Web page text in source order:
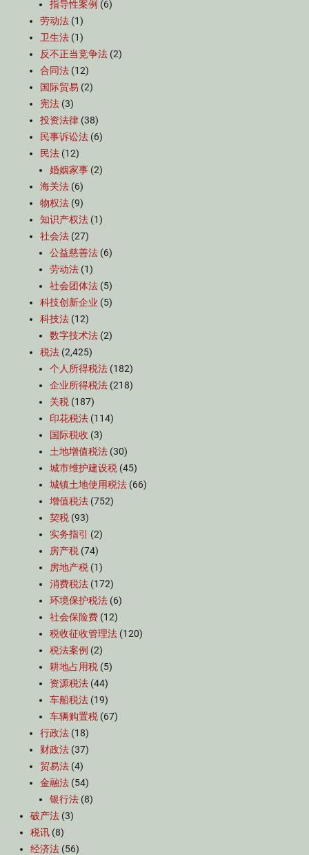
指导性案例 (6)
劳动法 (1)
卫生法 (1)
反不正当竞争法 (2)
合同法 (12)
国际贸易 (2)
宪法 (3)
投资法律 (38)
民事诉讼法 (6)
民法 (12)
婚姻家事 (2)
海关法 (6)
物权法 (9)
知识产权法 (1)
社会法 (27)
公益慈善法 (6)
劳动法 (1)
社会团体法 (5)
科技创新企业 (5)
科技法 (12)
数字技术法 (2)
税法 (2,425)
个人所得税法 (182)
企业所得税法 (218)
关税 (187)
印花税法 (114)
国际税收 (3)
土地增值税法 (30)
城市维护建设税 (45)
城镇土地使用税法 (66)
增值税法 (752)
契税 (93)
实务指引
(2)
房产税 (74)
房地产税 (1)
消费税法 (172)
环境保护税法 (6)
社会保险费 (12)
税收征收管理法 (120)
税法案例 (2)
耕地占用税 (5)
资源税法 (44)
车船税法 (19)
车辆购置税 (67)
行政法 (18)
财政法 (37)
贸易法 (4)
金融法 (54)
银行法 (8)
破产法 (3)
税讯 (8)
经济法 (56)